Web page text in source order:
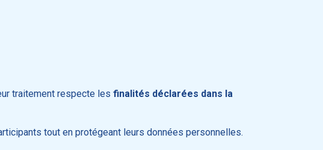
traitement respecte les finalités déclarées dans la
tout en protégeant leurs données personnelles.